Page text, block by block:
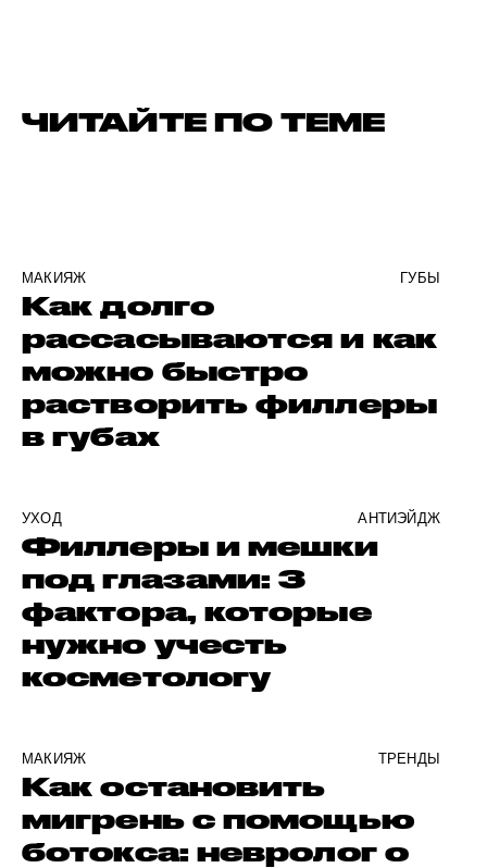
ЧИТАЙТЕ ПО ТЕМЕ
МАКИЯЖ ГУБЫ
Как долго
рассасываются и как
можно быстро
растворить филлеры
в губах
УХОД АНТИЭЙДЖ
Филлеры и мешки
под глазами: 3
фактора, которые
нужно учесть
косметологу
МАКИЯЖ ТРЕНДЫ
Как остановить
мигрень с помощью
ботокса: невролог о